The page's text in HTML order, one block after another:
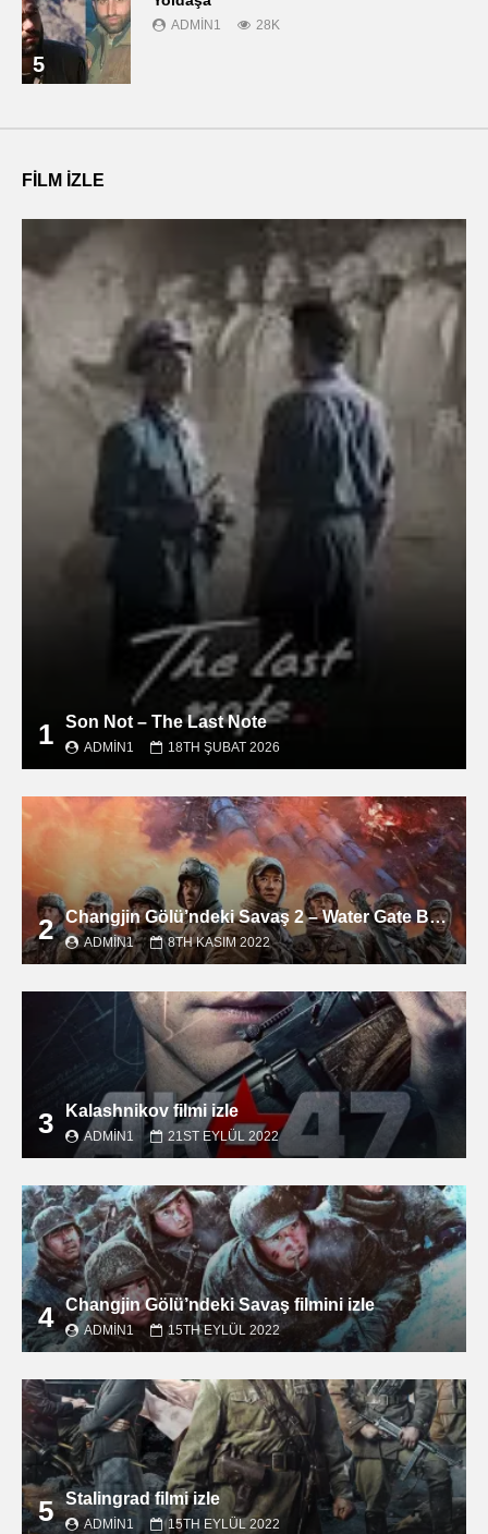
5
ADMIN1 28K
FILM IZLE
1 Son Not – The Last Note
ADMIN1 18TH ŞUBAT 2026
2 Changjin Gölü’ndeki Savaş 2 – Water Gate Bridge filmini izle
ADMIN1 8TH KASIM 2022
3 Kalashnikov filmi izle
ADMIN1 21ST EYLÜL 2022
4 Changjin Gölü’ndeki Savaş filmini izle
ADMIN1 15TH EYLÜL 2022
5 Stalingrad filmi izle
ADMIN1 15TH EYLÜL 2022